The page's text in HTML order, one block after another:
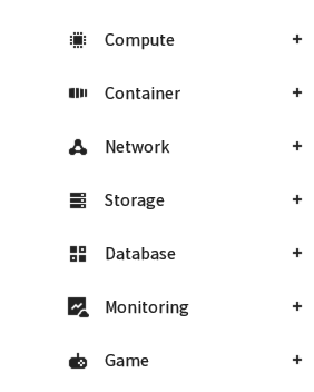
Compute
Container
Network
Storage
Database
Monitoring
Game